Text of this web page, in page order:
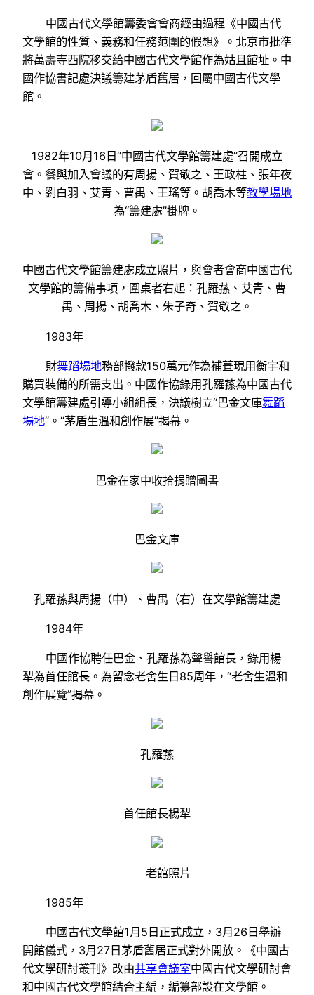
中國古代文學館籌委會會商經由過程《中國古代
文學館的性質、義務和任務范圍的假想》。北京市批準
將萬壽寺西院移交給中國古代文學館作為姑且館址。中
國作協書記處決議籌建茅盾舊居，回屬中國古代文學
館。
1982年10月16日“中國古代文學館籌建處”召開成立
會。餐與加入會議的有周揚、賀敬之、王政柱、張年夜
中、劉白羽、艾青、曹禺、王瑤等。胡喬木等教學場地
為“籌建處”掛牌。
中國古代文學館籌建處成立照片，與會者會商中國古代
文學館的籌備事項，圍桌者右起：孔羅蓀、艾青、曹
禺、周揚、胡喬木、朱子奇、賀敬之。
1983年
財舞蹈場地務部撥款150萬元作為補葺現用衡宇和
購買裝備的所需支出。中國作協錄用孔羅蓀為中國古代
文學館籌建處引導小組組長，決議樹立“巴金文庫舞蹈
場地”。“茅盾生溫和創作展”揭幕。
巴金在家中收拾捐贈圖書
巴金文庫
孔羅蓀與周揚（中）、曹禺（右）在文學館籌建處
1984年
中國作協聘任巴金、孔羅蓀為聲譽館長，錄用楊
犁為首任館長。為留念老舍生日85周年，“老舍生溫和
創作展覽”揭幕。
孔羅蓀
首任館長楊犁
老館照片
1985年
中國古代文學館1月5日正式成立，3月26日舉辦
開館儀式，3月27日茅盾舊居正式對外開放。《中國古
代文學研討叢刊》改由共享會議室中國古代文學研討會
和中國古代文學館結合主編，編纂部設在文學館。